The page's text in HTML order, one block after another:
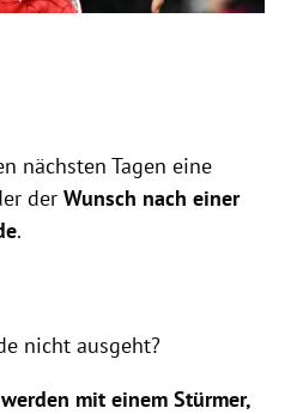
nächsten Tagen eine
der Wunsch nach einer
.
nicht ausgeht?
mit einem Stürmer,